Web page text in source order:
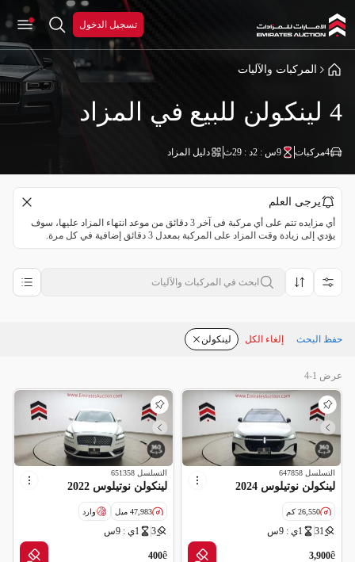
تسجيل الدخول
المركبات والآليات
4 لينكولن للبيع في المزاد
4مركبات 9س : 2د : 29ث دليل المزاد
يرجى العلم
أي مزايده تتم على أي مركبة فى آخر 3 دقائق من موعد انتهاء المزاد عليها، سوف
يؤدي إلى زيادة وقت المزاد على المركبة بمعدل 3 دقائق إضافية في كل مرة.
لينكولن إلغاء الكل حفظ البحث
عرض 1-4
التسلسل 647858
لينكولن نوتيلوس 2024
26,550 كم
ملغاه (شركة تأمين)
31 1ي : 9س
ê
3,900
التسلسل 651358
لينكولن نوتيلوس 2022
47,983 ميل وارد
3 1ي : 9س
ê
400